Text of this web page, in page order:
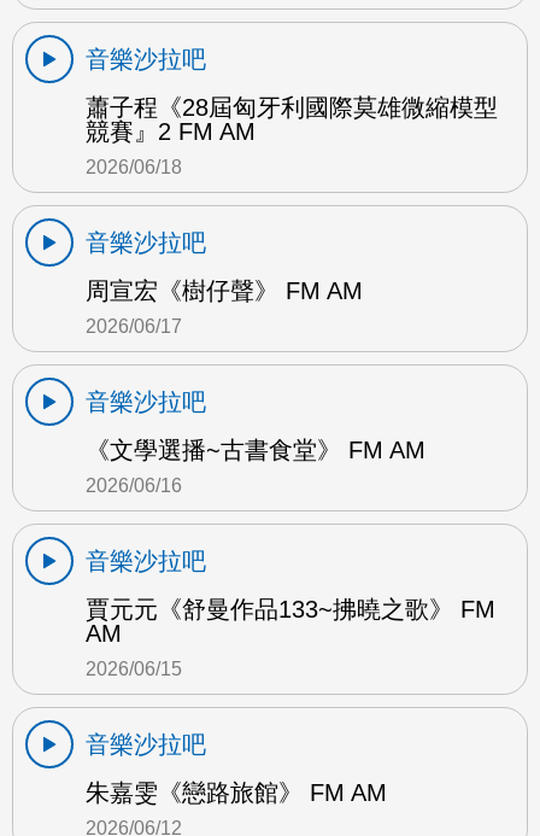
音樂沙拉吧
蕭子程《28屆匈牙利國際莫雄微縮模型
競賽』2 FM AM
2026/06/18
音樂沙拉吧
周宣宏《樹仔聲》 FM AM
2026/06/17
音樂沙拉吧
《文學選播~古書食堂》 FM AM
2026/06/16
音樂沙拉吧
賈元元《舒曼作品133~拂曉之歌》 FM
AM
2026/06/15
音樂沙拉吧
朱嘉雯《戀路旅館》 FM AM
2026/06/12